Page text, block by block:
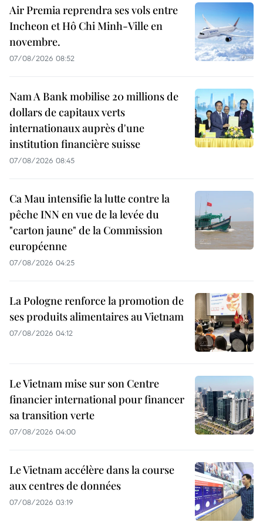
Air Premia reprendra ses vols entre
Incheon et Hô Chi Minh-Ville en
novembre.
07/08/2026 08:52
Nam A Bank mobilise 20 millions de
dollars de capitaux verts
internationaux auprès d'une
institution financière suisse
07/08/2026 08:45
Ca Mau intensifie la lutte contre la
pêche INN en vue de la levée du
"carton jaune" de la Commission
européenne
07/08/2026 04:25
La Pologne renforce la promotion de
ses produits alimentaires au Vietnam
07/08/2026 04:12
Le Vietnam mise sur son Centre
financier international pour financer
sa transition verte
07/08/2026 04:00
Le Vietnam accélère dans la course
aux centres de données
07/08/2026 03:19